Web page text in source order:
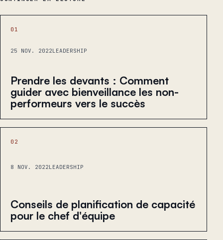
01
25 NOV. 2022LEADERSHIP
Prendre les devants : Comment
guider avec bienveillance les non-
performeurs vers le succès
02
8 NOV. 2022LEADERSHIP
Conseils de planification de capacité
pour le chef d'équipe